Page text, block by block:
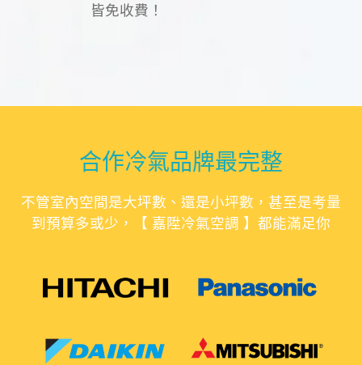
皆免收費！
合作冷氣品牌最完整
不管室內空間是大坪數、還是小坪數，甚至是考量
到預算多或少，【 嘉陞冷氣空調 】都能滿足你